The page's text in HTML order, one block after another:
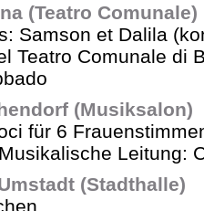
(Teatro Comunale)
Samson et Dalila
Teatro Comunale di
(Musiksalon)
für 6
Leitung:
(Stadthalle)